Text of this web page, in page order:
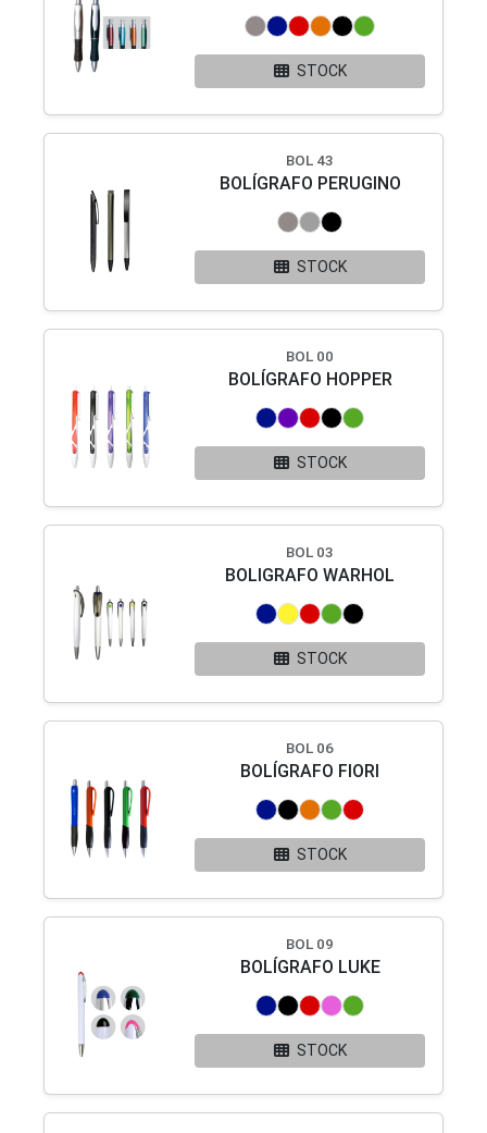
STOCK
BOL 43
BOLÍGRAFO PERUGINO
STOCK
BOL 00
BOLÍGRAFO HOPPER
STOCK
BOL 03
BOLIGRAFO WARHOL
STOCK
BOL 06
BOLÍGRAFO FIORI
STOCK
BOL 09
BOLÍGRAFO LUKE
STOCK